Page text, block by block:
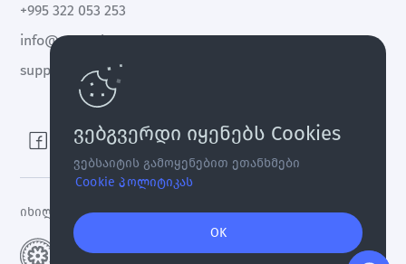
+995 322 053 253
info@cryptal.com
support@cryptal.com
იხილეთ ლიცენზია 0002-9404
ვებგვერდი იყენებს Cookies
ვებსაიტის გამოყენებით ეთანხმები
Cookie პოლიტიკას
OK